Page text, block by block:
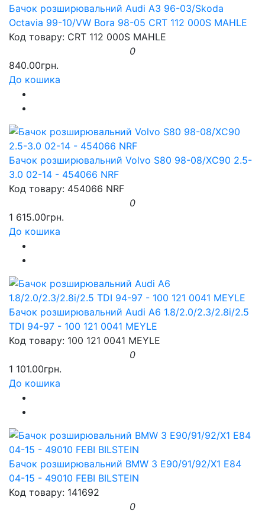
Бачок розширювальний Audi A3 96-03/Skoda
Octavia 99-10/VW Bora 98-05 CRT 112 000S MAHLE
Код товару: CRT 112 000S MAHLE
0
840.00грн.
До кошика
Бачок розширювальний Volvo S80 98-08/XC90 2.5-
3.0 02-14 - 454066 NRF
Код товару: 454066 NRF
0
1 615.00грн.
До кошика
Бачок розширювальний Audi A6 1.8/2.0/2.3/2.8i/2.5
TDI 94-97 - 100 121 0041 MEYLE
Код товару: 100 121 0041 MEYLE
0
1 101.00грн.
До кошика
Бачок розширювальний BMW 3 E90/91/92/X1 E84
04-15 - 49010 FEBI BILSTEIN
Код товару: 141692
0